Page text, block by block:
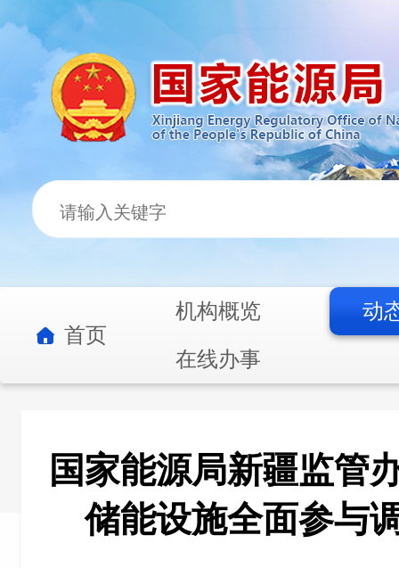
首页
机构概览
动
在线办事
国家能源局新疆监管
储能设施全面参与